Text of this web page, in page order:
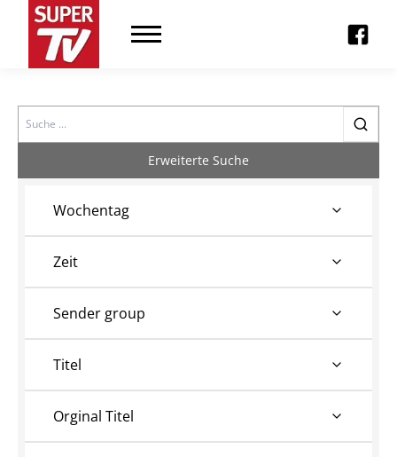
Search
Erweiterte Suche
Wochentag
Zeit
Sender group
Titel
Orginal Titel